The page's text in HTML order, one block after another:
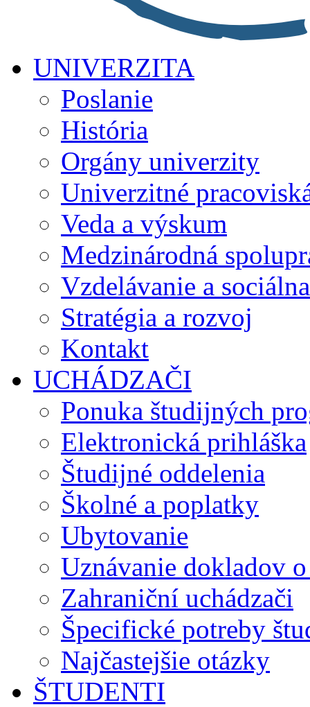
UNIVERZITA
Poslanie
História
Orgány univerzity
Univerzitné
Veda a výskum
Medzinárodná
Vzdelávanie a
Stratégia a rozvoj
Kontakt
UCHÁDZAČI
Ponuka študijných
Elektronická prihláška
Študijné oddelenia
Školné a poplatky
Ubytovanie
Uznávanie dokladov
Zahraniční uchádzači
Špecifické potreby
Najčastejšie otázky
ŠTUDENTI